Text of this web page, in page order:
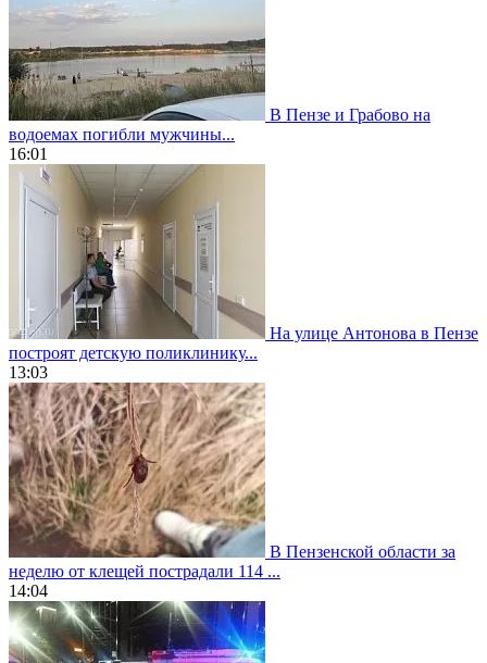
В Пензе и Грабово на
водоемах погибли мужчины...
16:01
На улице Антонова в Пензе
построят детскую поликлинику...
13:03
В Пензенской области за
неделю от клещей пострадали 114 ...
14:04